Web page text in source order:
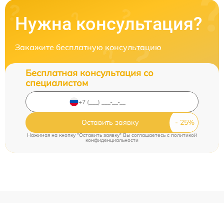
Нужна консультация?
Закажите бесплатную консультацию
Бесплатная консультация со
специалистом
Оставить заявку
Нажимая на кнопку "Оставить заявку" Вы соглашаетесь cполитикой
конфиденциальности